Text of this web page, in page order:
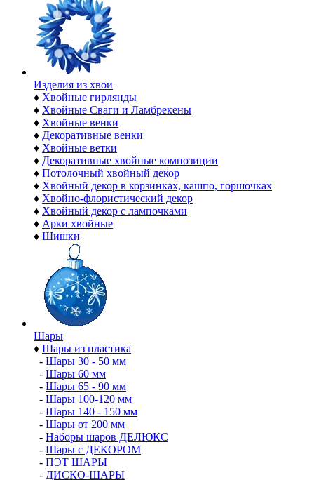
Изделия из хвои
♦ Хвойные гирлянды
♦ Хвойные Сваги и Ламбрекены
♦ Хвойные венки
♦ Декоративные венки
♦ Хвойные ветки
♦ Декоративные хвойные композиции
♦ Потолочный хвойный декор
♦ Хвойный декор в корзинках, кашпо, горшочках
♦ Хвойно-флористический декор
♦ Хвойный декор с лампочками
♦ Арки хвойные
♦ Шишки
Шары
♦ Шары из пластика
- Шары 30 - 50 мм
- Шары 60 мм
- Шары 65 - 90 мм
- Шары 100-120 мм
- Шары 140 - 150 мм
- Шары от 200 мм
- Наборы шаров ДЕЛЮКС
- Шары с ДЕКОРОМ
- ПЭТ ШАРЫ
- ДИСКО-ШАРЫ